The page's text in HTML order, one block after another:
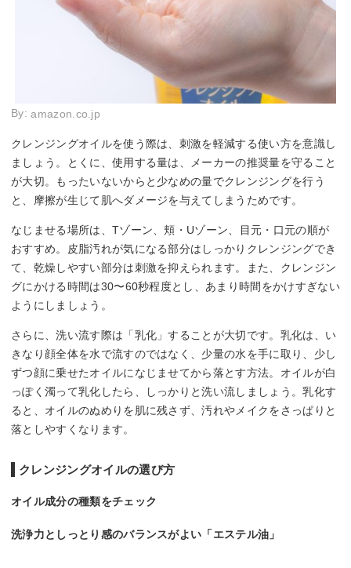
By:amazon.co.jp
クレンジングオイルを使う際は、刺激を軽減する使い方を意識し
ましょう。とくに、使用する量は、メーカーの推奨量を守ること
が大切。もったいないからと少なめの量でクレンジングを行う
と、摩擦が生じて肌へダメージを与えてしまうためです。
なじませる場所は、Tゾーン、頬・Uゾーン、目元・口元の順が
おすすめ。皮脂汚れが気になる部分はしっかりクレンジングでき
て、乾燥しやすい部分は刺激を抑えられます。また、クレンジン
グにかける時間は30〜60秒程度とし、あまり時間をかけすぎない
ようにしましょう。
さらに、洗い流す際は「乳化」することが大切です。乳化は、い
きなり顔全体を水で流すのではなく、少量の水を手に取り、少し
ずつ顔に乗せたオイルになじませてから落とす方法。オイルが白
っぽく濁って乳化したら、しっかりと洗い流しましょう。乳化す
ると、オイルのぬめりを肌に残さず、汚れやメイクをさっぱりと
落としやすくなります。
クレンジングオイルの選び方
オイル成分の種類をチェック
洗浄力としっとり感のバランスがよい「エステル油」